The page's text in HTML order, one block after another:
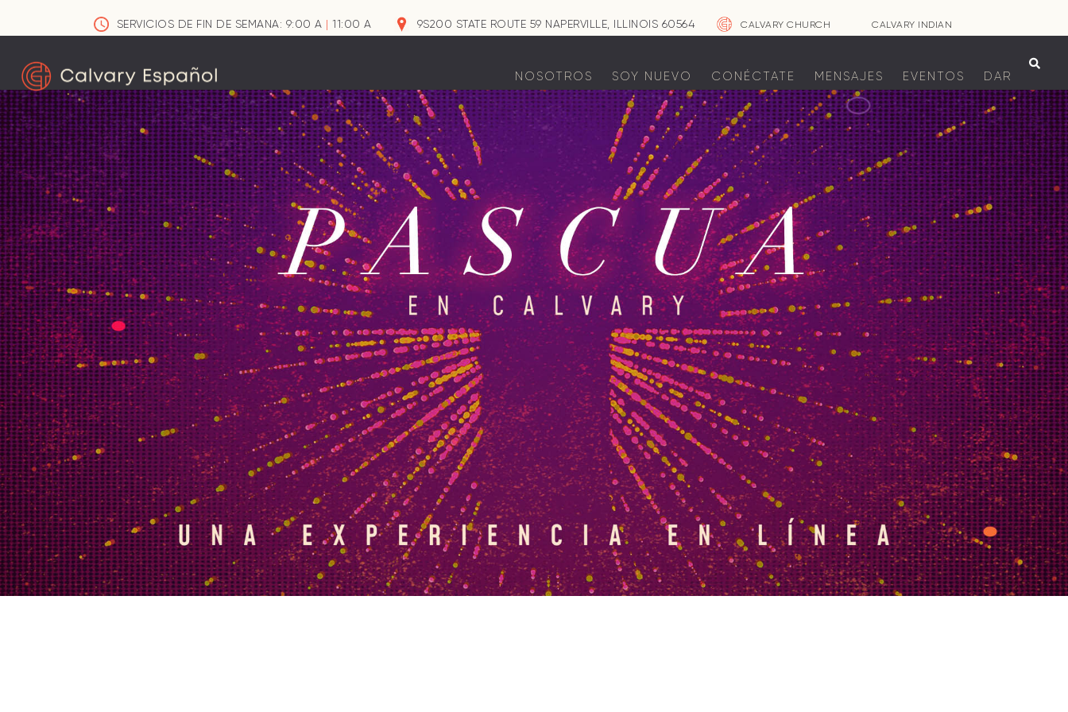
SERVICIOS DE FIN DE SEMANA: 9:00 A | 11:00 A 9S200 STATE ROUTE 59 NAPERVILLE, ILLINOIS 60564 CALVARY CHURCH CALVARY INDIAN

NOSOTROS SOY NUEVO CONÉCTATE MENSAJES EVENTOS DAR